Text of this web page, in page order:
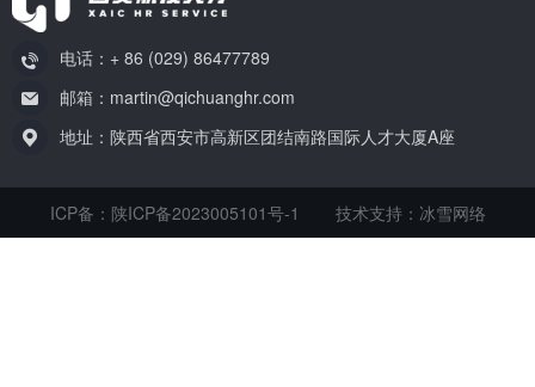
电话：+ 86 (029) 86477789
邮箱：martin@qichuanghr.com
地址：陕西省西安市高新区团结南路国际人才大厦A座
ICP备：陕ICP备2023005101号-1 技术支持：冰雪网络